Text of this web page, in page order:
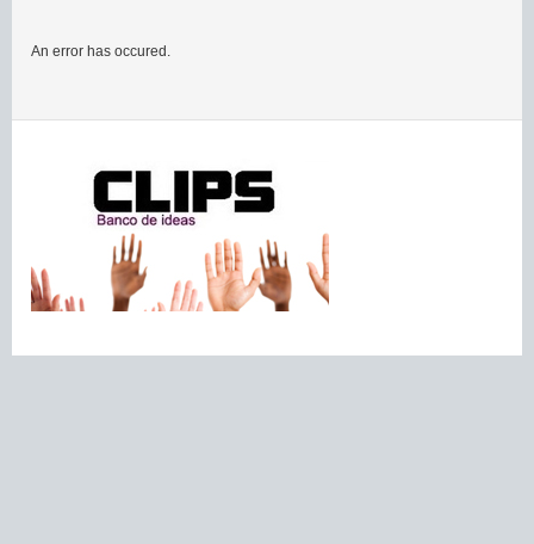
An error has occured.